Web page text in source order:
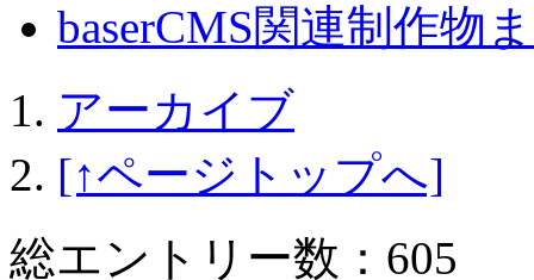
baserCMS関連制作物
アーカイブ
[↑ページトップへ]
総エントリー数：605